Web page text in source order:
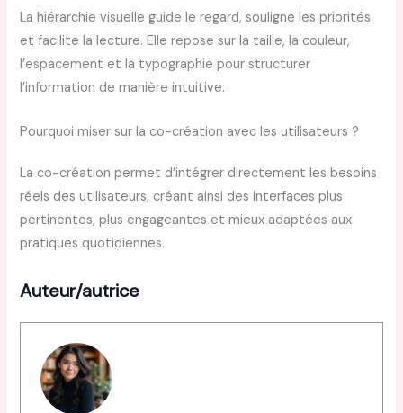
La hiérarchie visuelle guide le regard, souligne les priorités
et facilite la lecture. Elle repose sur la taille, la couleur,
l’espacement et la typographie pour structurer
l’information de manière intuitive.
Pourquoi miser sur la co-création avec les utilisateurs ?
La co-création permet d’intégrer directement les besoins
réels des utilisateurs, créant ainsi des interfaces plus
pertinentes, plus engageantes et mieux adaptées aux
pratiques quotidiennes.
Auteur/autrice